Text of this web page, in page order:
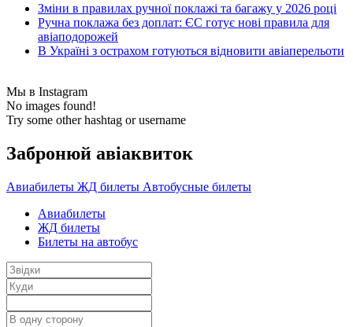
Зміни в правилах ручної поклажі та багажу у 2026 році
Ручна поклажа без доплат: ЄС готує нові правила для
авіаподорожей
В Україні з острахом готуються відновити авіаперельоти
Мы в Instagram
No images found!
Try some other hashtag or username
Забронюй авiаквиток
Авиабилеты ЖД билеты Автобусные билеты
Авиабилеты
ЖД билеты
Билеты на автобус